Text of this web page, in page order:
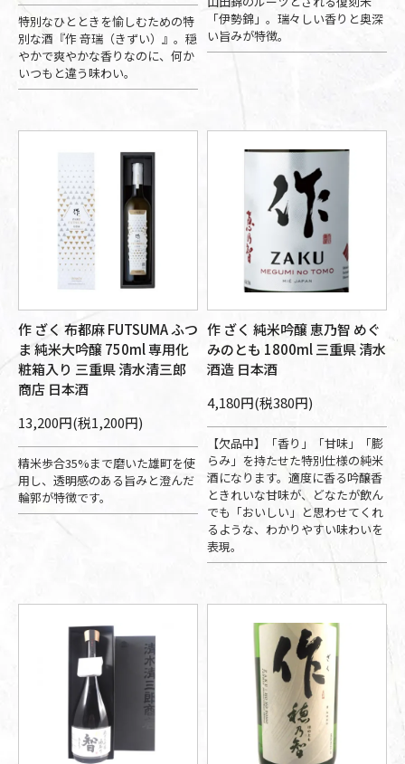
特別なひとときを愉しむための特
別な酒『作 竒瑞（きずい）』。穏
やかで爽やかな香りなのに、何か
いつもと違う味わい。
「伊勢錦」。瑞々しい香りと奥深
い旨みが特徴。
作 ざく 布都麻 FUTSUMA ふつ
ま 純米大吟醸 750ml 専用化
粧箱入り 三重県 清水清三郎
商店 日本酒
13,200円(税1,200円)
精米歩合35%まで磨いた雄町を使
用し、透明感のある旨みと澄んだ
輪郭が特徴です。
作 ざく 純米吟醸 恵乃智 めぐ
みのとも 1800ml 三重県 清水
酒造 日本酒
4,180円(税380円)
【欠品中】「香り」「甘味」「膨
らみ」を持たせた特別仕様の純米
酒になります。適度に香る吟醸香
ときれいな甘味が、どなたが飲ん
でも「おいしい」と思わせてくれ
るような、わかりやすい味わいを
表現。